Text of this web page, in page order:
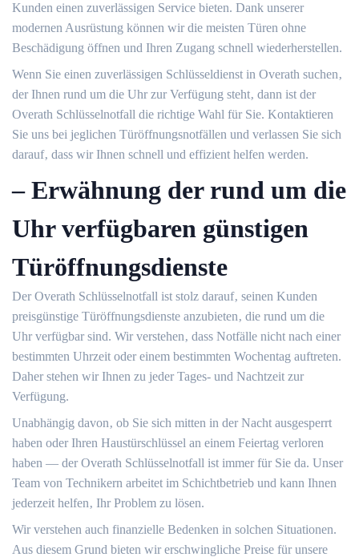
Kunden einen zuverlässigen Service bieten. Dank unserer
modernen Ausrüstung können wir die meisten Türen ohne
Beschädigung öffnen und Ihren Zugang schnell wiederherstellen.​
Wenn Sie einen zuverlässigen Schlüsseldienst in Overath suchen‚
der Ihnen rund um die Uhr zur Verfügung steht‚ dann ist der
Overath Schlüsselnotfall die richtige Wahl für Sie.​ Kontaktieren
Sie uns bei jeglichen Türöffnungsnotfällen und verlassen Sie sich
darauf‚ dass wir Ihnen schnell und effizient helfen werden.​
– Erwähnung der rund um die
Uhr verfügbaren günstigen
Türöffnungsdienste
Der Overath Schlüsselnotfall ist stolz darauf‚ seinen Kunden
preisgünstige Türöffnungsdienste anzubieten‚ die rund um die
Uhr verfügbar sind.​ Wir verstehen‚ dass Notfälle nicht nach einer
bestimmten Uhrzeit oder einem bestimmten Wochentag auftreten.​
Daher stehen wir Ihnen zu jeder Tages- und Nachtzeit zur
Verfügung.​
Unabhängig davon‚ ob Sie sich mitten in der Nacht ausgesperrt
haben oder Ihren Haustürschlüssel an einem Feiertag verloren
haben ― der Overath Schlüsselnotfall ist immer für Sie da.​ Unser
Team von Technikern arbeitet im Schichtbetrieb und kann Ihnen
jederzeit helfen‚ Ihr Problem zu lösen.​
Wir verstehen auch finanzielle Bedenken in solchen Situationen.​
Aus diesem Grund bieten wir erschwingliche Preise für unsere